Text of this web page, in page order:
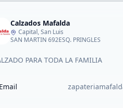
Calzados Mafalda
Capital, San Luis
SAN MARTIN 692ESQ. PRINGLES
PARA TODA LA FAMILIA
Email